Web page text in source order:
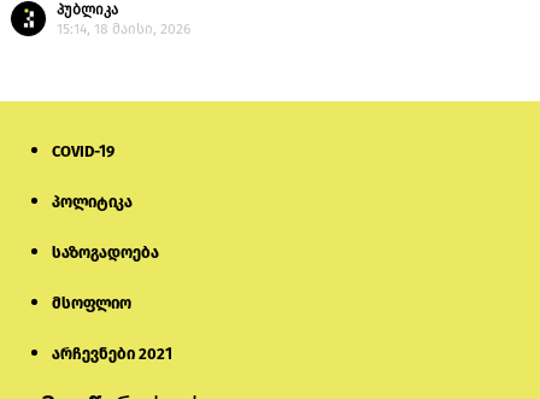
პუბლიკა
15:14, 18 მაისი, 2026
COVID-19
პოლიტიკა
საზოგადოება
მსოფლიო
არჩევნები 2021